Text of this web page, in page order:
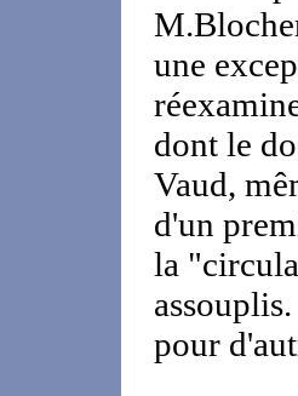
une
dont le
Vaud,
d'un
la
pour